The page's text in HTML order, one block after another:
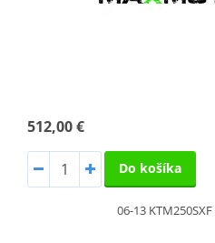
512,00 €
Do košíka
06-13